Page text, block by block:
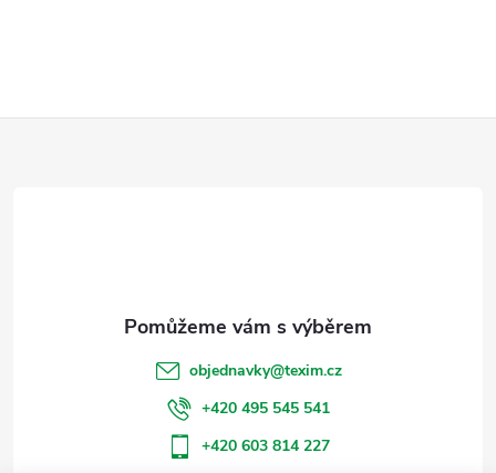
objednavky@texim.cz
+420 495 545 541
+420 603 814 227